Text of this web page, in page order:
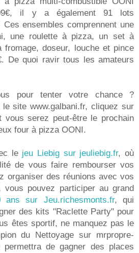
il y a également 91 lots
ensembles comprennent une
une roulette à pizza, un set à
fromage, doseur, louche et pince
De quoi ravir tous les amateurs
pour tenter votre chance ?
site www.galbani.fr, cliquez sur
vous serez peut-être le prochain
four à pizza OONI.
le jeu Liebig sur jeuliebig.fr, où
de vous faire rembourser vos
organiser des réunions avec vos
pouvez participer au grand
ans sur Jeu.richesmonts.fr, qui
des kits "Raclette Party" pour
êtes sportif, ne manquez pas le
du Nettoyage sur mrpropre-
de gagner des places